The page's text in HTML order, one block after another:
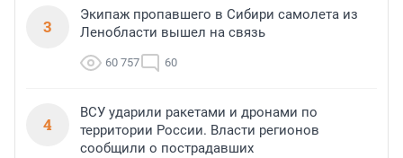
3
Экипаж пропавшего в Сибири самолета из
Ленобласти вышел на связь
60 757 60
4
ВСУ ударили ракетами и дронами по
территории России. Власти регионов
сообщили о пострадавших